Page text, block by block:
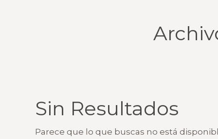
Sin Resultados
Parece que lo que buscas no está